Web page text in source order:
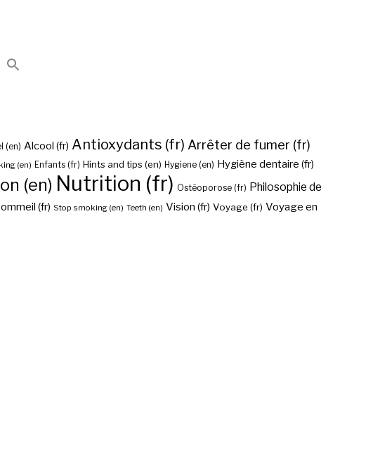
(en) Alcool (fr) Antioxydants (fr) Arrêter de fumer (fr)
(en) Enfants (fr) Hints and tips (en) Hygiene (en) Hygiène dentaire (fr)
(en) Nutrition (fr) Ostéoporose (fr) Philosophie de
(fr) Stop smoking (en) Teeth (en) Vision (fr) Voyage (fr) Voyage en